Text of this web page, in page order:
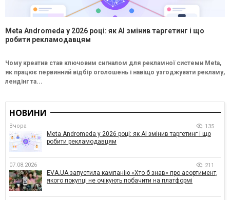
Meta Andromeda у 2026 році: як AI змінив таргетинг і що
робити рекламодавцям
Чому креатив став ключовим сигналом для рекламної системи Meta,
як працює первинний відбір оголошень і навіщо узгоджувати рекламу,
лендінг та...
НОВИНИ
Вчора 135
Meta Andromeda у 2026 році: як AI змінив таргетинг і що
робити рекламодавцям
07.08.2026 211
EVA.UA запустила кампанію «Хто б знав» про асортимент,
якого покупці не очікують побачити на платформі